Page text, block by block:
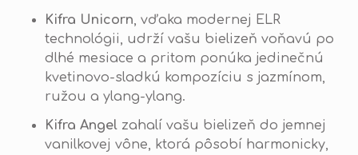
Kifra Unicorn , vďaka modernej ELR
technológii, udrží vašu bielizeň voňavú po
dlhé mesiace a pritom ponúka jedinečnú
kvetinovo-sladkú kompozíciu s jazmínom,
ružou a ylang-ylang.
Kifra Angel zahalí vašu bielizeň do jemnej
vanilkovej vône, ktorá pôsobí harmonicky,